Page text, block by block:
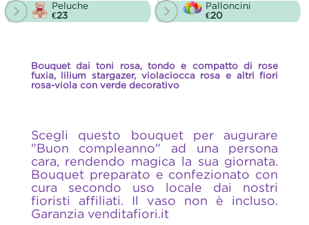
Peluche
€23
Palloncini
€20
Bouquet dai toni rosa, tondo e compatto di rose
fuxia, lilium stargazer, violaciocca rosa e altri fiori
rosa-viola con verde decorativo
Scegli questo bouquet per augurare
"Buon compleanno" ad una persona
cara, rendendo magica la sua giornata.
Bouquet preparato e confezionato con
cura secondo uso locale dai nostri
fioristi affiliati. Il vaso non è incluso.
Garanzia venditafiori.it